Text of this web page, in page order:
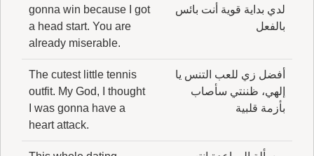
لدي بداية قوية أنت بائس
بالفعل
gonna win because I got
a head start. You are
already miserable.
أفضل زي للعب التنس يا
إلهي، ظننتي سأصاب
بأزمة قلبية
The cutest little tennis
outfit. My God, I thought
I was gonna have a
heart attack.